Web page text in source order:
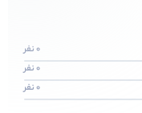
0 نفر
0 نفر
0 نفر